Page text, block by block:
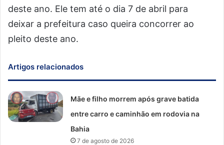
deste ano. Ele tem até o dia 7 de abril para
deixar a prefeitura caso queira concorrer ao
pleito deste ano.
Artigos relacionados
Mãe e filho morrem após grave batida
entre carro e caminhão em rodovia na
Bahia
7 de agosto de 2026